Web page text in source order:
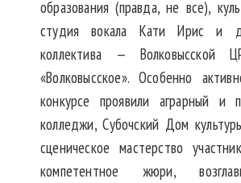
образования (правда, не все),
студия вокала Кати Ирис и
коллектива — Волковысской
«Волковысское». Особенно
конкурсе проявили аграрный и
колледжи, Субочский Дом
сценическое мастерство
компетентное жюри,